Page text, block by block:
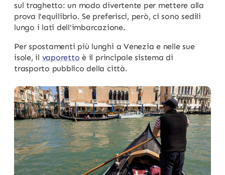
sul traghetto: un modo divertente per mettere alla
prova l'equilibrio. Se preferisci, però, ci sono sedili
lungo i lati dell'imbarcazione.
Per spostamenti più lunghi a Venezia e nelle sue
isole, il vaporetto è il principale sistema di
trasporto pubblico della città.